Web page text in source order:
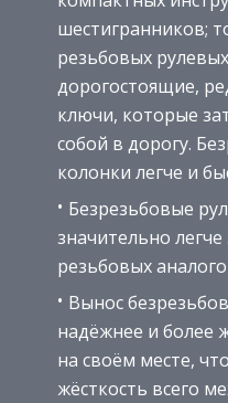
шестигранников;
резьбовых
дорогостоящие,
ключи, которые
собой в дорогу.
колонки легче и
Безрезьбовые
значительно
резьбовых
Вынос
надёжнее и более
на своём месте,
жёсткость всего